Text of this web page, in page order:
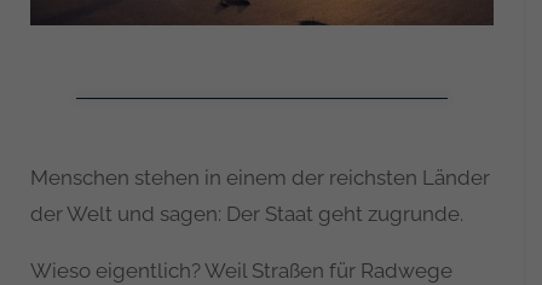
Menschen stehen in einem der reichsten Länder
der Welt und sagen: Der Staat geht zugrunde.
Wieso eigentlich? Weil Straßen für Radwege